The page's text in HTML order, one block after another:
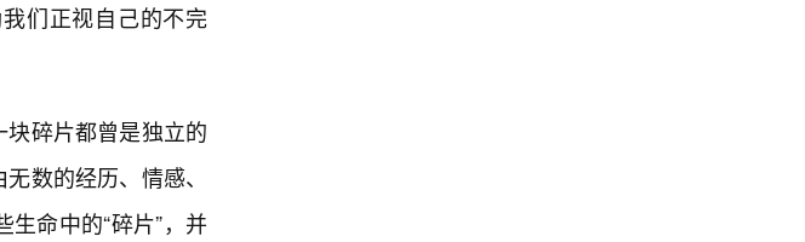
们正视自己的不完
碎片都曾是独立的
数的经历、情感、
命中的“碎片”，并